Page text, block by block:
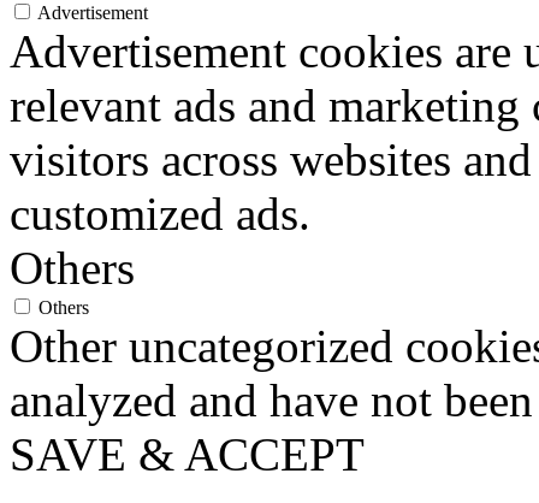
Advertisement
Advertisement cookies
relevant ads and marketing
visitors across websites
customized ads.
Others
Others
Other uncategorized
analyzed and have not
SAVE & ACCEPT